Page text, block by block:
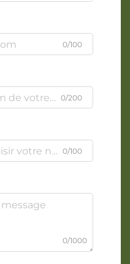
0/100
0/200
0/100
0/1000